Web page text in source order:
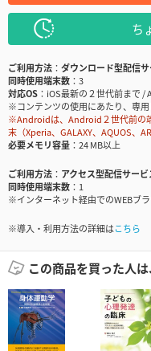
ち
ご利用方法
ダウンロード型配信サ
同時使用端末数
3
対応OS
iOS最新の２世代前まで
※コンテンツの使用にあたり、専
※Androidは、Android２世代前の
末（Xperia、GALAXY、AQUOS、
必要メモリ容量
24 MB以上
ご利用方法
アクセス型配信サービ
同時使用端末数
1
※インターネット経由でのWEBブ
※導入・利用方法の詳細はこちら
この商品を買った人は